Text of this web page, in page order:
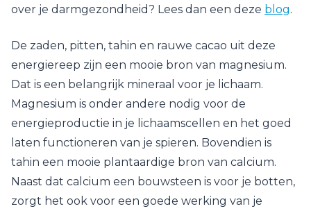
over je darmgezondheid? Lees dan een deze blog.
De zaden, pitten, tahin en rauwe cacao uit deze
energiereep zijn een mooie bron van magnesium.
Dat is een belangrijk mineraal voor je lichaam.
Magnesium is onder andere nodig voor de
energieproductie in je lichaamscellen en het goed
laten functioneren van je spieren. Bovendien is
tahin een mooie plantaardige bron van calcium.
Naast dat calcium een bouwsteen is voor je botten,
zorgt het ook voor een goede werking van je